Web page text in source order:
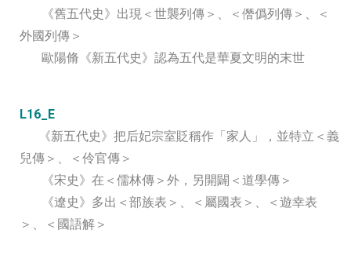
《舊五代史》出現＜世襲列傳＞、＜僭僞列傳＞、＜
外國列傳＞
歐陽脩《新五代史》認為五代是華夏文明的末世
L16_E
《新五代史》把后妃宗室貶稱作「家人」，並特立＜義
兒傳＞、＜伶官傳＞
《宋史》在＜儒林傳＞外，另開闢＜道學傳＞
《遼史》多出＜部族表＞、＜屬國表＞、＜遊幸表
＞、＜國語解＞